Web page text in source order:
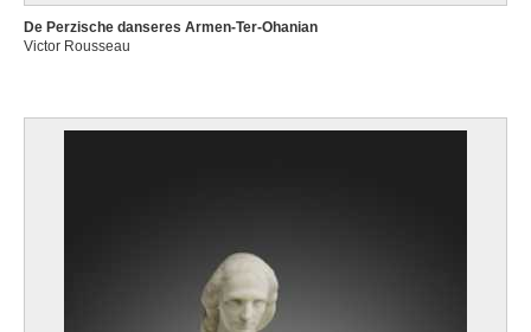
De Perzische danseres Armen-Ter-Ohanian
Victor Rousseau